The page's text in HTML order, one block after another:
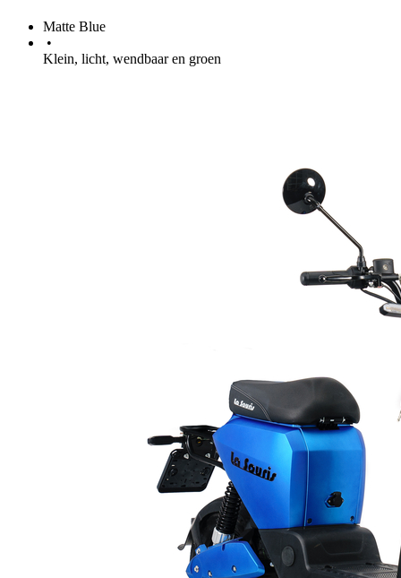
Matte Blue
•
Klein, licht, wendbaar en groen